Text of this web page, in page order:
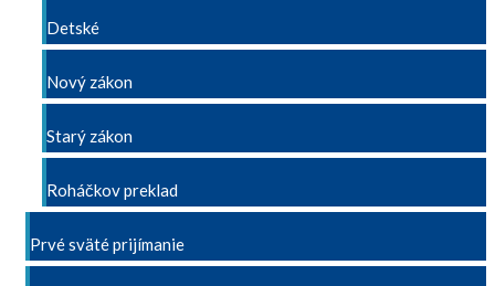
Detské
Nový zákon
Starý zákon
Roháčkov preklad
Prvé sväté prijímanie